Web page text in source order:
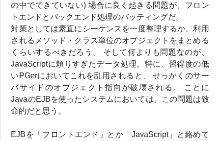
の中でできていない) 場合に良く起きる問題が、フロン
トエンドとバックエンド処理のバッティングだ。
対策としては素直にシーケンスを一度整理するか、利用
されるメソッド・クラス単位のオブジェクトをまとめる
くらいするべきだろう。 そして何よりも問題なのが、
JavaScriptに頼りすぎたデータ処理。特に、習得度の低
いPGerにおいてこれを乱用されると、 せっかくのサー
バサイドのオブジェクト指向が破壊される。 ことに
JavaのEJBを使ったシステムにおいては、この問題は致
命的だと思う。
EJBを「フロントエンド」とか「JavaScript」と絡めて